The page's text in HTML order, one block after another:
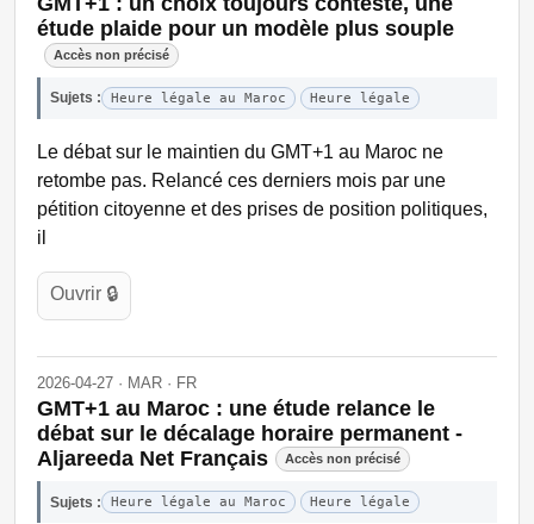
étude plaide pour un modèle plus souple
Accès non précisé
Sujets : Heure légale au Maroc Heure légale
Le débat sur le maintien du GMT+1 au Maroc ne
retombe pas. Relancé ces derniers mois par une
pétition citoyenne et des prises de position politiques,
il
Ouvrir 🔒
2026-04-27 · MAR · FR
GMT+1 au Maroc : une étude relance le
débat sur le décalage horaire permanent -
Aljareeda Net Français
Accès non précisé
Sujets : Heure légale au Maroc Heure légale